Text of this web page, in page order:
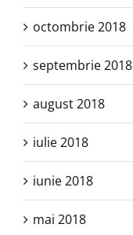
octombrie 2018
septembrie 2018
august 2018
iulie 2018
iunie 2018
mai 2018